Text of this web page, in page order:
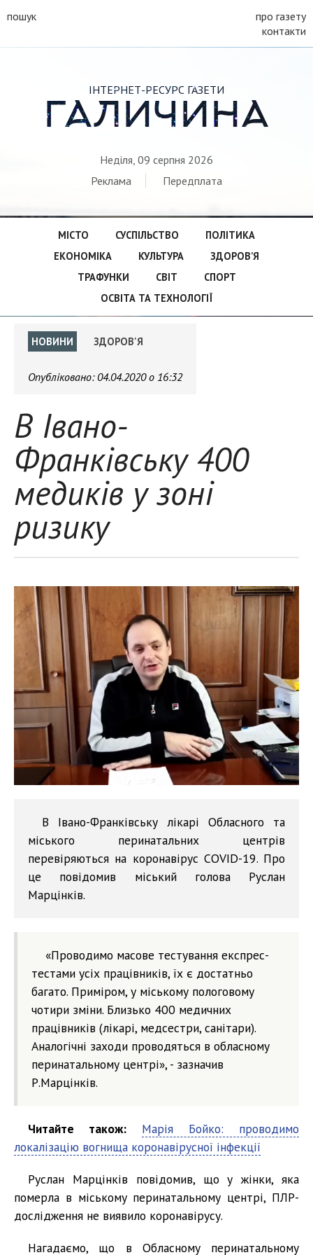
пошук
про газету
контакти
ІНТЕРНЕТ-РЕСУРС ГАЗЕТИ
ГАЛИЧИНА
Неділя, 09 серпня 2026
Реклама
Передплата
МІСТО СУСПІЛЬСТВО
ПОЛІТИКА
ЕКОНОМІКА
КУЛЬТУРА
ЗДОРОВ’Я
ТРАФУНКИ
СВІТ
СПОРТ
ОСВІТА ТА ТЕХНОЛОГІЇ
НОВИНИ ЗДОРОВ'Я
Опубліковано: 04.04.2020 о 16:32
В Івано-
Франківську 400
медиків у зоні
ризику
В Івано-Франківську лікарі Обласного та
міського перинатальних центрів
перевіряються на коронавірус COVID-19. Про
це повідомив міський голова Руслан
Марцінків.
«Проводимо масове тестування експрес-
тестами усіх працівників, їх є достатньо
багато. Приміром, у міському пологовому
чотири зміни. Близько 400 медичних
працівників (лікарі, медсестри, санітари).
Аналогічні заходи проводяться в обласному
перинатальному центрі», - зазначив
Р.Марцінків.
Читайте також:
Марія Бойко: проводимо
локалізацію вогнища коронавірусної інфекції
Руслан Марцінків повідомив, що у жінки, яка
померла в міському перинатальному центрі, ПЛР-
дослідження не виявило коронавірусу.
Нагадаємо, що в Обласному перинатальному